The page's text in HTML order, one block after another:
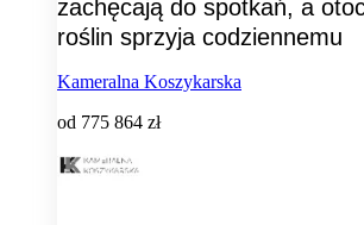
zachęcają do spotkań, a
roślin sprzyja codziennemu
Kameralna Koszykarska
od 775 864 zł